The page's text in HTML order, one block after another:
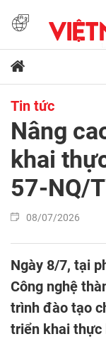
Tin tức
Nâng
khai
57-NQ/
08/07/2026
Ngày 8/7, tại
Công nghệ
trình đào tạo
triển khai thực